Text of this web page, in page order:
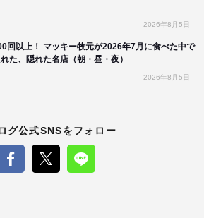
2026年8月5日
回以上！ マッキー牧元が2026年7月に食べた中で
た、隠れた名店（朝・昼・夜）
2026年8月5日
グ公式SNSをフォロー